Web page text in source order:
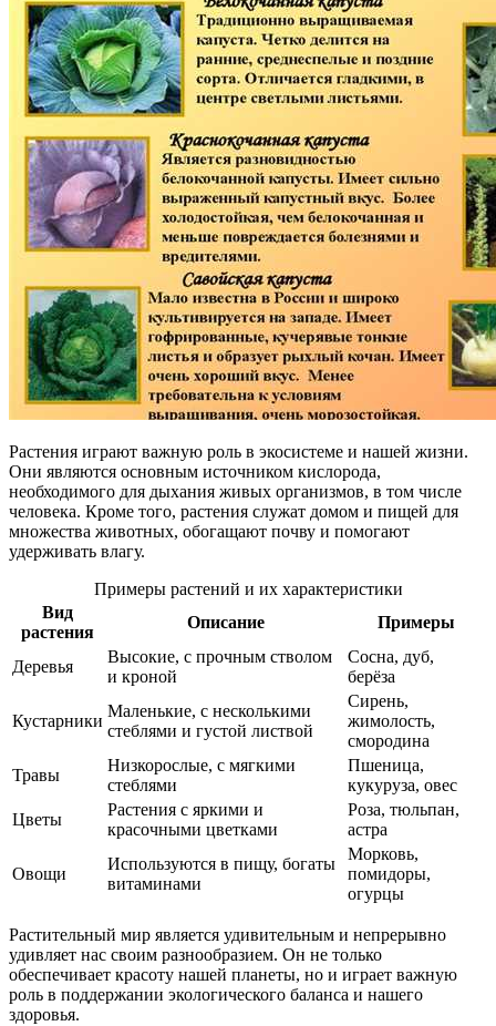
Растения играют важную роль в экосистеме и нашей жизни.
Они являются основным источником кислорода,
необходимого для дыхания живых организмов, в том числе
человека. Кроме того, растения служат домом и пищей для
множества животных, обогащают почву и помогают
удерживать влагу.
Примеры растений и их характеристики
Вид
растения
Описание Примеры
Деревья
Высокие, с прочным стволом
и кроной
Сосна, дуб,
берёза
Кустарники
Маленькие, с несколькими
стеблями и густой листвой
Сирень,
жимолость,
смородина
Травы
Низкорослые, с мягкими
стеблями
Пшеница,
кукуруза, овес
Цветы
Растения с яркими и
красочными цветками
Роза, тюльпан,
астра
Овощи
Используются в пищу, богаты
витаминами
Морковь,
помидоры,
огурцы
Растительный мир является удивительным и непрерывно
удивляет нас своим разнообразием. Он не только
обеспечивает красоту нашей планеты, но и играет важную
роль в поддержании экологического баланса и нашего
здоровья.